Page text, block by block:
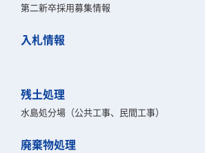
第二新卒採用募集情報
入札情報
残土処理
水島処分場（公共工事、民間工事）
廃棄物処理